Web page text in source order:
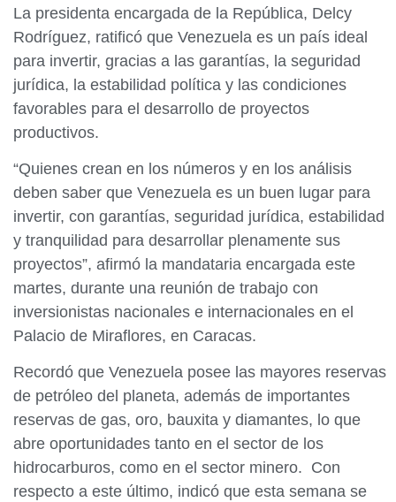
La presidenta encargada de la República, Delcy
Rodríguez, ratificó que Venezuela es un país ideal
para invertir, gracias a las garantías, la seguridad
jurídica, la estabilidad política y las condiciones
favorables para el desarrollo de proyectos
productivos.
“Quienes crean en los números y en los análisis
deben saber que Venezuela es un buen lugar para
invertir, con garantías, seguridad jurídica, estabilidad
y tranquilidad para desarrollar plenamente sus
proyectos”, afirmó la mandataria encargada este
martes, durante una reunión de trabajo con
inversionistas nacionales e internacionales en el
Palacio de Miraflores, en Caracas.
Recordó que Venezuela posee las mayores reservas
de petróleo del planeta, además de importantes
reservas de gas, oro, bauxita y diamantes, lo que
abre oportunidades tanto en el sector de los
hidrocarburos, como en el sector minero. Con
respecto a este último, indicó que esta semana se